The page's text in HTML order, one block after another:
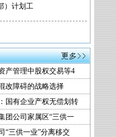
）计划工
产管理中股权交易等4
改障碍的战略选择
国有企业产权无偿划转
团公司家属区“三供一
“三供一业”分离移交